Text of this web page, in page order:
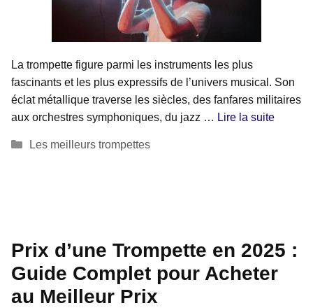
La trompette figure parmi les instruments les plus
fascinants et les plus expressifs de l’univers musical. Son
éclat métallique traverse les siècles, des fanfares militaires
aux orchestres symphoniques, du jazz … Lire la suite
Catégories
Les meilleurs trompettes
Prix d’une Trompette en 2025 :
Guide Complet pour Acheter
au Meilleur Prix